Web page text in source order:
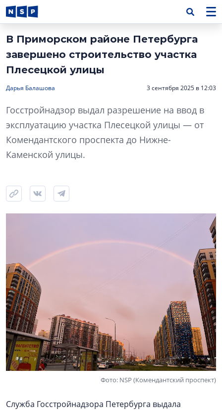
В Приморском районе Петербурга
завершено строительство участка
Плесецкой улицы
Дарья Балашова 3 сентября 2025 в 12:03
Госстройнадзор выдал разрешение на ввод в
эксплуатацию участка Плесецкой улицы — от
Комендантского проспекта до Нижне-
Каменской улицы.
Фото: NSP (Комендантский проспект)
Служба Госстройнадзора Петербурга выдала